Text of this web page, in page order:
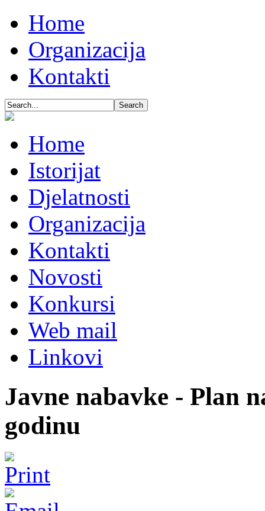
Home
Organizacija
Kontakti
Home
Istorijat
Djelatnosti
Organizacija
Kontakti
Novosti
Konkursi
Web mail
Linkovi
Javne nabavke - Plan
godinu